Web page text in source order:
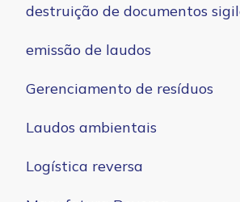
destruição de documentos
emissão de laudos
Gerenciamento de resíduos
Laudos ambientais
Logística reversa